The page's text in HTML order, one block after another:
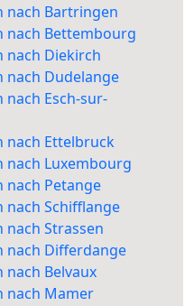
nach Bartringen
nach Bettembourg
nach Diekirch
nach Dudelange
Esch-sur-
nach Ettelbruck
nach Luxembourg
nach Petange
nach Schifflange
nach Strassen
nach Differdange
nach Belvaux
nach Mamer